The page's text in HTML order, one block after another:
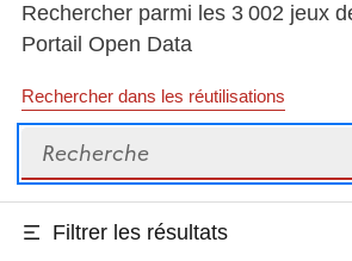
Rechercher parmi les 3 002 jeux
Portail Open Data
Rechercher dans les réutilisations
Recherche
Filtrer les résultats